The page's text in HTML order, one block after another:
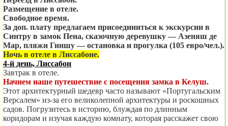
Размещение в отеле.
Свободное время.
За доп. плату предлагаем присоединиться к экскурсии в
Синтру в замок Пена, сказочную деревушку — Азеняш де
Мар, пляжи Гиншу — остановка и прогулка (105 евро/чел.).
Ночь в отеле в Лиссабоне.
4-й день, Лиссабон
Завтрак в отеле.
Начнем наше путешествие с посещения замка в Келуш.
Этот архитектурный шедевр часто называют «Португальским
Версалем» из-за его великолепной архитектуры и роскошных
садов. Погрузитесь в историю, блуждая по длинным
коридорам и изучая каждую комнату, которая расскажет свою